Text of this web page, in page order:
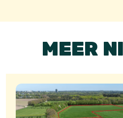
MEER